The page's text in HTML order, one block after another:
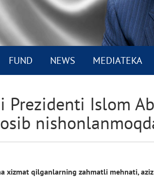
FUND NEWS MEDIATEKA
Islom
xizmat qilganlarning zahmatli mehnati,